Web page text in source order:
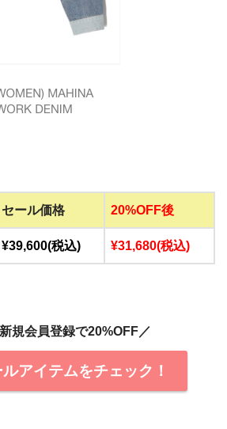
セール価格 20%OFF後
¥39,600(税込) ¥31,680(税込)
規会員登録で20%OFF／
アイテムをチェック！